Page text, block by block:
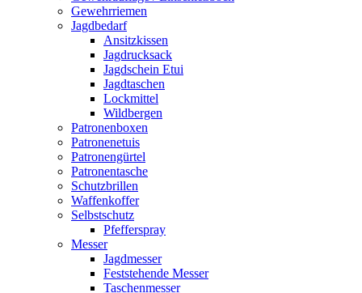
Gewehrriemen
Jagdbedarf
Ansitzkissen
Jagdrucksack
Jagdschein Etui
Jagdtaschen
Lockmittel
Wildbergen
Patronenboxen
Patronenetuis
Patronengürtel
Patronentasche
Schutzbrillen
Waffenkoffer
Selbstschutz
Pfefferspray
Messer
Jagdmesser
Feststehende Messer
Taschenmesser